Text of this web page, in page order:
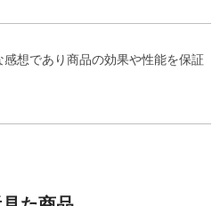
想であり商品の効果や性能を保証